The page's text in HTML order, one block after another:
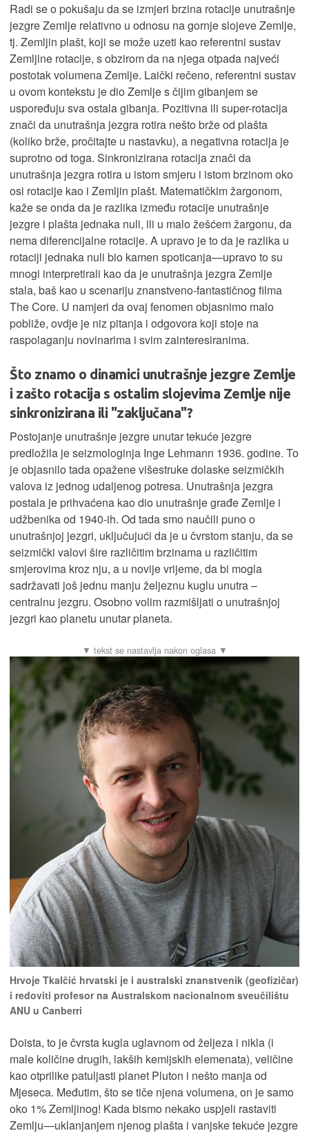
Radi se o pokušaju da se izmjeri brzina rotacije unutrašnje
jezgre Zemlje relativno u odnosu na gornje slojeve Zemlje,
tj. Zemljin plašt, koji se može uzeti kao referentni sustav
Zemljine rotacije, s obzirom da na njega otpada najveći
postotak volumena Zemlje. Laički rečeno, referentni sustav
u ovom kontekstu je dio Zemlje s čijim gibanjem se
uspoređuju sva ostala gibanja. Pozitivna ili super-rotacija
znači da unutrašnja jezgra rotira nešto brže od plašta
(koliko brže, pročitajte u nastavku), a negativna rotacija je
suprotno od toga. Sinkronizirana rotacija znači da
unutrašnja jezgra rotira u istom smjeru i istom brzinom oko
osi rotacije kao i Zemljin plašt. Matematičkim žargonom,
kaže se onda da je razlika između rotacije unutrašnje
jezgre i plašta jednaka nuli, ili u malo žešćem žargonu, da
nema diferencijalne rotacije. A upravo je to da je razlika u
rotaciji jednaka nuli bio kamen spoticanja—upravo to su
mnogi interpretirali kao da je unutrašnja jezgra Zemlje
stala, baš kao u scenariju znanstveno-fantastičnog filma
The Core. U namjeri da ovaj fenomen objasnimo malo
pobliže, ovdje je niz pitanja i odgovora koji stoje na
raspolaganju novinarima i svim zainteresiranima.
Što znamo o dinamici unutrašnje jezgre Zemlje
i zašto rotacija s ostalim slojevima Zemlje nije
sinkronizirana ili "zaključana"?
Postojanje unutrašnje jezgre unutar tekuće jezgre
predložila je seizmologinja Inge Lehmann 1936. godine. To
je objasnilo tada opažene višestruke dolaske seizmičkih
valova iz jednog udaljenog potresa. Unutrašnja jezgra
postala je prihvaćena kao dio unutrašnje građe Zemlje i
udžbenika od 1940-ih. Od tada smo naučili puno o
unutrašnjoj jezgri, uključujući da je u čvrstom stanju, da se
seizmički valovi šire različitim brzinama u različitim
smjerovima kroz nju, a u novije vrijeme, da bi mogla
sadržavati još jednu manju željeznu kuglu unutra –
centralnu jezgru. Osobno volim razmišljati o unutrašnjoj
jezgri kao planetu unutar planeta.
Hrvoje Tkalčić hrvatski je i australski znanstvenik (geofizičar)
i redoviti profesor na Australskom nacionalnom sveučilištu
ANU u Canberri
Doista, to je čvrsta kugla uglavnom od željeza i nikla (i
male količine drugih, lakših kemijskih elemenata), veličine
kao otprilike patuljasti planet Pluton i nešto manja od
Mjeseca. Međutim, što se tiče njena volumena, on je samo
oko 1% Zemljinog! Kada bismo nekako uspjeli rastaviti
Zemlju—uklanjanjem njenog plašta i vanjske tekuće jezgre